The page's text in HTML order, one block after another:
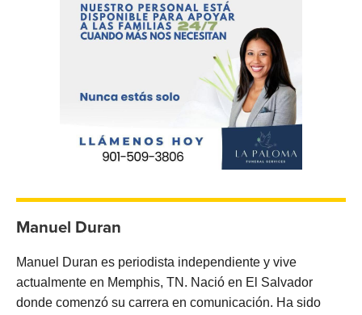
Manuel Duran
Manuel Duran es periodista independiente y vive
actualmente en Memphis, TN. Nació en El Salvador
donde comenzó su carrera en comunicación. Ha sido